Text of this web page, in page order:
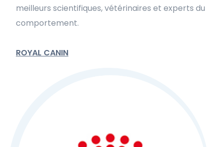
meilleurs scientifiques, vétérinaires et experts du
comportement.
ROYAL CANIN